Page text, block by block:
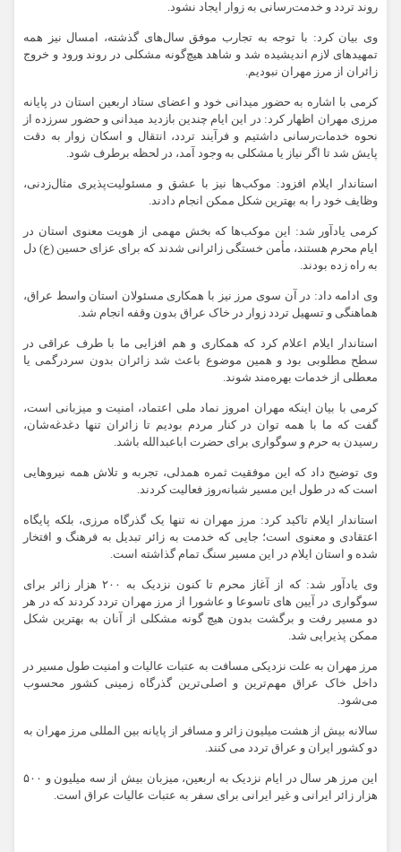
روند تردد و خدمت‌رسانی به زوار ایجاد نشود.
وی بیان کرد: با توجه به تجارب موفق سال‌های گذشته، امسال نیز همه
تمهیدهای لازم اندیشیده شد و شاهد هیچ‌گونه مشکلی در روند ورود و خروج
زائران از مرز مهران نبودیم.
کرمی با اشاره به حضور میدانی خود و اعضای ستاد اربعین استان در پایانه
مرزی مهران اظهار کرد: در این ایام چندین بازدید میدانی و حضور سرزده از
نحوه خدمات‌رسانی داشتیم و فرآیند تردد، انتقال و اسکان زوار به‌ دقت
پایش شد تا اگر نیاز یا مشکلی به وجود آمد، در لحظه برطرف شود.
استاندار ایلام افزود: موکب‌ها نیز با عشق و مسئولیت‌پذیری مثال‌زدنی،
وظایف خود را به بهترین شکل ممکن انجام دادند.
کرمی یادآور شد: این موکب‌ها که بخش مهمی از هویت معنوی استان در
ایام محرم هستند، مأمن خستگی زائرانی شدند که برای عزای حسین (ع) دل
به راه زده بودند.
وی ادامه داد: در آن سوی مرز نیز با همکاری مسئولان استان واسط عراق،
هماهنگی و تسهیل تردد زوار در خاک عراق بدون وقفه انجام شد.
استاندار ایلام اعلام کرد که همکاری و هم افزایی ما با طرف عراقی در
سطح مطلوبی بود و همین موضوع باعث شد زائران بدون سردرگمی یا
معطلی از خدمات بهره‌مند شوند.
کرمی با بیان اینکه مهران امروز نماد ملی اعتماد، امنیت و میزبانی است،
گفت که ما با همه توان در کنار مردم بودیم تا زائران تنها دغدغه‌شان،
رسیدن به حرم و سوگواری برای حضرت اباعبدالله باشد.
وی توضیح داد که این موفقیت ثمره همدلی، تجربه و تلاش همه نیروهایی
است که در طول این مسیر شبانه‌روز فعالیت کردند.
استاندار ایلام تاکید کرد: مرز مهران نه تنها یک گذرگاه مرزی، بلکه پایگاه
اعتقادی و معنوی است؛ جایی که خدمت به زائر تبدیل به فرهنگ و افتخار
شده و استان ایلام در این مسیر سنگ تمام گذاشته است.
وی یادآور شد: که از آغاز محرم تا کنون نزدیک به ۲۰۰ هزار زائر برای
سوگواری در آیین های تاسوعا و عاشورا از مرز مهران تردد کردند که در هر
دو مسیر رفت و برگشت بدون هیچ گونه مشکلی از آنان به بهترین شکل
ممکن پذیرایی شد.
مرز مهران به علت نزدیکی مسافت به عتبات عالیات و امنیت طول مسیر در
داخل خاک عراق مهم‌ترین و اصلی‌ترین گذرگاه زمینی کشور محسوب
می‌شود.
سالانه بیش از هشت میلیون زائر و مسافر از پایانه بین المللی مرز مهران به
دو کشور ایران و عراق تردد می کنند.
این مرز هر سال در ایام نزدیک به اربعین، میزبان بیش از سه میلیون و ۵۰۰
هزار زائر ایرانی و غیر ایرانی برای سفر به عتبات عالیات عراق است.